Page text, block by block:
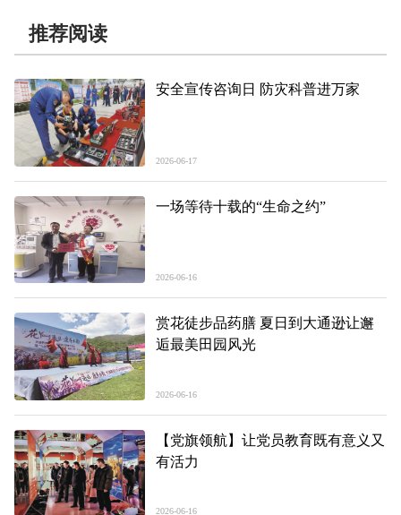
推荐阅读
安全宣传咨询日 防灾科普进万家
2026-06-17
一场等待十载的“生命之约”
2026-06-16
赏花徒步品药膳 夏日到大通逊让邂
逅最美田园风光
2026-06-16
【党旗领航】让党员教育既有意义又
有活力
2026-06-16